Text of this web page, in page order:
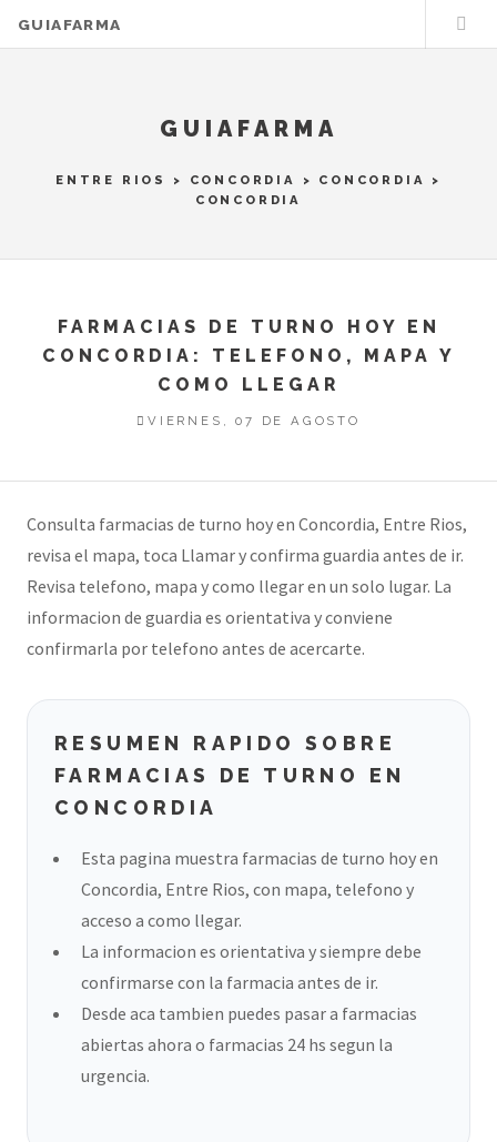
GUIAFARMA
GUIAFARMA
ENTRE RIOS > CONCORDIA > CONCORDIA
>
CONCORDIA
FARMACIAS DE TURNO HOY EN
CONCORDIA: TELEFONO, MAPA Y
COMO LLEGAR
VIERNES, 07 DE AGOSTO
Consulta farmacias de turno hoy en Concordia, Entre Rios,
revisa el mapa, toca Llamar y confirma guardia antes de ir.
Revisa telefono, mapa y como llegar en un solo lugar. La
informacion de guardia es orientativa y conviene
confirmarla por telefono antes de acercarte.
RESUMEN RAPIDO SOBRE
FARMACIAS DE TURNO EN
CONCORDIA
Esta pagina muestra farmacias de turno hoy en
Concordia, Entre Rios, con mapa, telefono y
acceso a como llegar.
La informacion es orientativa y siempre debe
confirmarse con la farmacia antes de ir.
Desde aca tambien puedes pasar a farmacias
abiertas ahora o farmacias 24 hs segun la
urgencia.